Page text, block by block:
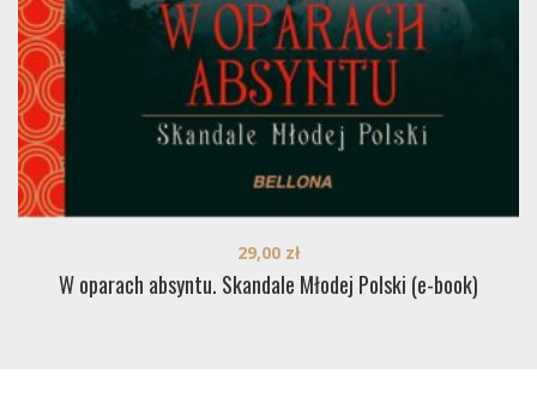
W oparach absyntu. Skandale Młodej Polski (e-book)
29,00 zł